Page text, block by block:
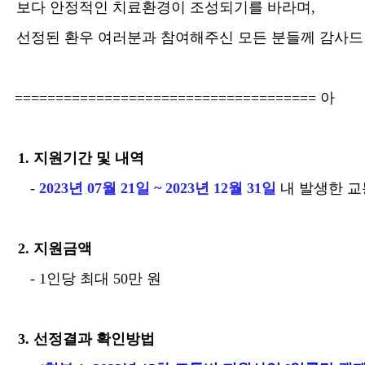
보다 안정적인 치료환경이 조성되기를 바라며 ,
선정된 환우 여러분과 참여해주신 모든 분들께 감사
===================================== 아
1. 지원기간 및 내역
-2023년07월21일~ 2023년 12월31일 내 발생한 교
2. 지원금액
- 1인당 최대 50만 원
3.선정결과 확인방법